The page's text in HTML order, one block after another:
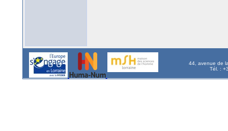
44, avenue de
Tél. :